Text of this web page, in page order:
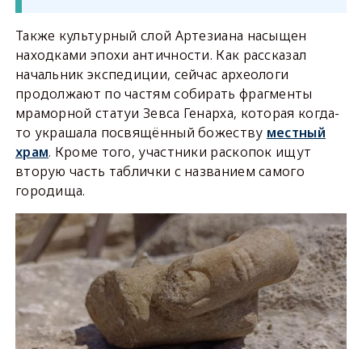
Также культурный слой Артезиана насыщен
находками эпохи античности. Как рассказал
начальник экспедиции, сейчас археологи
продолжают по частям собирать фрагменты
мраморной статуи Зевса Генарха, которая когда-
то украшала посвящённый божеству местный
храм. Кроме того, участники раскопок ищут
вторую часть таблички с названием самого
городища.